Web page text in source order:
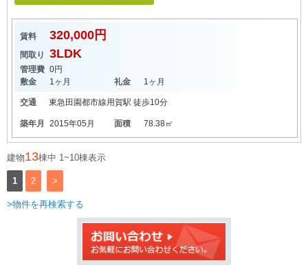
賃料 320,000円
間取り 3LDK
管理費 0円
敷金
1ヶ月 礼金 1ヶ月
交通 東急田園都市線用賀駅 徒歩10分
築年月 2015年05月 面積 78.38㎡
建物13棟中 1~10棟表示
1 2 >
>物件を再検索する